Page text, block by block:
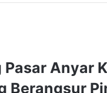
Pasar Anyar
Berangsur